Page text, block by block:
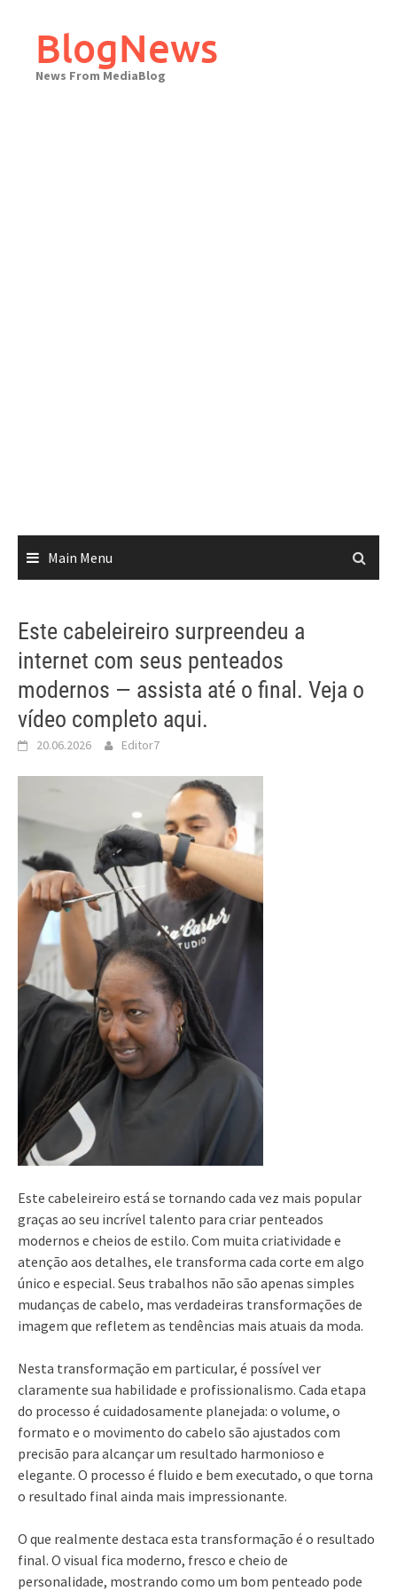
contentBlogNews
News From MediaBlog
Main Menu
Este cabeleireiro surpreendeu a
internet com seus penteados
modernos — assista até o final. Veja o
vídeo completo aqui.
20.06.2026 Editor7
Este cabeleireiro está se tornando cada vez mais popular
graças ao seu incrível talento para criar penteados
modernos e cheios de estilo. Com muita criatividade e
atenção aos detalhes, ele transforma cada corte em algo
único e especial. Seus trabalhos não são apenas simples
mudanças de cabelo, mas verdadeiras transformações de
imagem que refletem as tendências mais atuais da moda.
Nesta transformação em particular, é possível ver
claramente sua habilidade e profissionalismo. Cada etapa
do processo é cuidadosamente planejada: o volume, o
formato e o movimento do cabelo são ajustados com
precisão para alcançar um resultado harmonioso e
elegante. O processo é fluido e bem executado, o que torna
o resultado final ainda mais impressionante.
O que realmente destaca esta transformação é o resultado
final. O visual fica moderno, fresco e cheio de
personalidade, mostrando como um bom penteado pode